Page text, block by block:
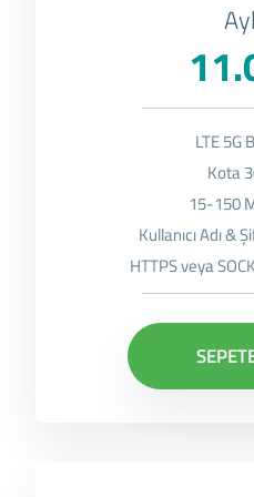
LTE 5G
Kota
15-150
Kullanıcı Adı &
HTTPS veya